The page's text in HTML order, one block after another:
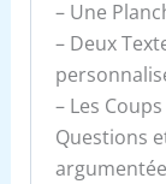
– Une
– Deux
– Les
Questions